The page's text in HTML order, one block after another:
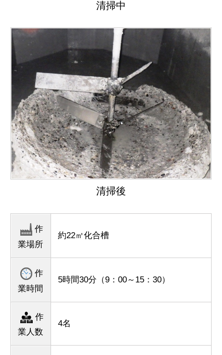
清掃中
清掃後
作
業場所
約22㎥化合槽
作
業時間
5時間30分（9：00～15：30）
作
業人数
4名